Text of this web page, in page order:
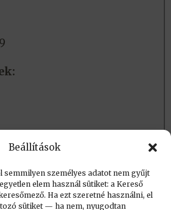
Beállítások
semmilyen személyes adatot nem gyűjt
elem használ sütiket: a Kereső
Ha ezt szeretné használni, el
sütiket — ha nem, nyugodtan
Friedman Egyetem
2026.05.27. 15:14
2026.06.01.